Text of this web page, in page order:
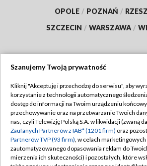
OPOLE / POZNAŃ /
SZCZECIN / WARSZAWA /
TVP
Abonament TVP
Emisja w TVP
Centrum informacji TVP
Naziemna Telewizja Cyfrowa
Regulamin TVP
Polityka
Moje zgody
Pomoc
Szanujemy Twoją prywatność
Kliknij "Akceptuję i przechodzę do serwisu", aby
korzystanie z technologii automatycznego
dostęp do informacji na Twoim urządzeniu
przechowywanie oraz na przetwarzanie Twoich
nas, czyli Telewizję Polską S.A. w likwidacji (zwaną
Zaufanych Partnerów z IAB* (1201 firm) oraz
Partnerów TVP (93 firm), w celach
zautomatyzowanego dopasowania reklam do
mierzenia ich skuteczności) i pozostałych, które